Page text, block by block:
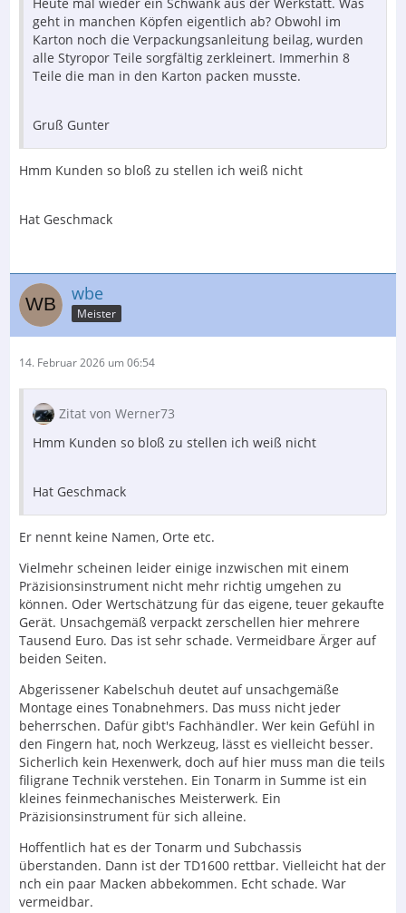
geht in manchen Köpfen eigentlich ab? Obwohl im
Karton noch die Verpackungsanleitung beilag, wurden
alle Styropor Teile sorgfältig zerkleinert. Immerhin 8
Teile die man in den Karton packen musste.
Gruß Gunter
Hmm Kunden so bloß zu stellen ich weiß nicht
Hat Geschmack
wbe
Meister
14. Februar 2026 um 06:54
Zitat von Werner73
Hmm Kunden so bloß zu stellen ich weiß nicht
Hat Geschmack
Er nennt keine Namen, Orte etc.
Vielmehr scheinen leider einige inzwischen mit einem
Präzisionsinstrument nicht mehr richtig umgehen zu
können. Oder Wertschätzung für das eigene, teuer gekaufte
Gerät. Unsachgemäß verpackt zerschellen hier mehrere
Tausend Euro. Das ist sehr schade. Vermeidbare Ärger auf
beiden Seiten.
Abgerissener Kabelschuh deutet auf unsachgemäße
Montage eines Tonabnehmers. Das muss nicht jeder
beherrschen. Dafür gibt's Fachhändler. Wer kein Gefühl in
den Fingern hat, noch Werkzeug, lässt es vielleicht besser.
Sicherlich kein Hexenwerk, doch auf hier muss man die teils
filigrane Technik verstehen. Ein Tonarm in Summe ist ein
kleines feinmechanisches Meisterwerk. Ein
Präzisionsinstrument für sich alleine.
Hoffentlich hat es der Tonarm und Subchassis
überstanden. Dann ist der TD1600 rettbar. Vielleicht hat der
nch ein paar Macken abbekommen. Echt schade. War
vermeidbar.